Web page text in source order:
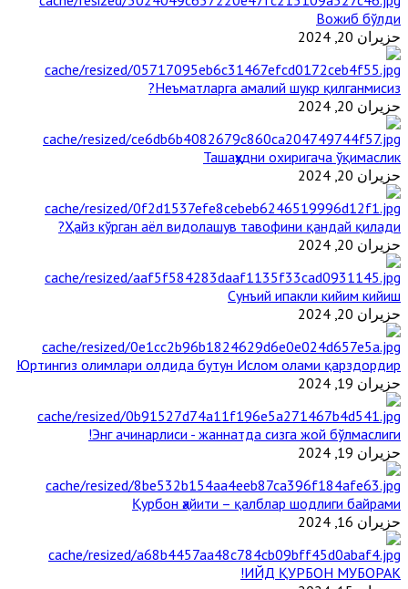
Вожиб бўлди
حزيران 20, 2024
Неъматларга амалий шукр қилганмисиз?
حزيران 20, 2024
Ташаҳҳудни охиригача ўқимаслик
حزيران 20, 2024
Ҳайз кўрган аёл видолашув тавофини қандай қилади?
حزيران 20, 2024
Сунъий ипакли кийим кийиш
حزيران 20, 2024
Юртингиз олимлари олдида бутун Ислом олами қарздордир
حزيران 19, 2024
Энг ачинарлиси - жаннатда сизга жой бўлмаслиги!
حزيران 19, 2024
Қурбон ҳайити – қалблар шодлиги байрами
حزيران 16, 2024
ИЙД ҚУРБОН МУБОРАК!